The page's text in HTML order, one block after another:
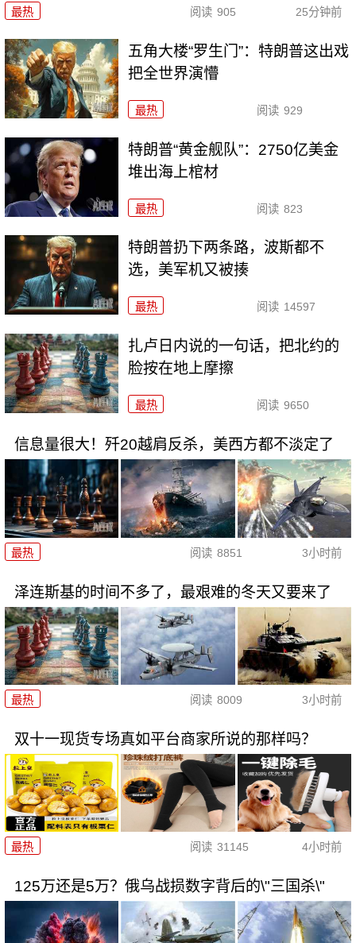
最热 阅读 905 25分钟前
五角大楼“罗生门”：特朗普这出戏
把全世界演懵
最热 阅读 929
特朗普“黄金舰队”：2750亿美金
堆出海上棺材
最热 阅读 823
特朗普扔下两条路，波斯都不
选，美军机又被揍
最热 阅读 14597
扎卢日内说的一句话，把北约的
脸按在地上摩擦
最热 阅读 9650
信息量很大！歼20越肩反杀，美西方都不淡定了
最热 阅读 8851 3小时前
泽连斯基的时间不多了，最艰难的冬天又要来了
最热 阅读 8009 3小时前
双十一现货专场真如平台商家所说的那样吗？
最热 阅读 31145 4小时前
125万还是5万？俄乌战损数字背后的\"三国杀\"